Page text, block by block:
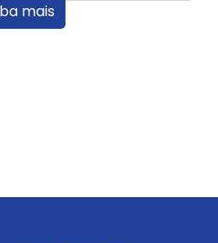
mais